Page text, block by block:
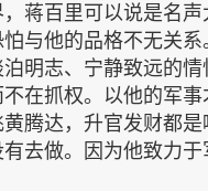
蒋百里可以说是名
与他的品格不无关
明志、宁静致远的
在抓权。以他的军
腾达，升官发财都
去做。因为他致力